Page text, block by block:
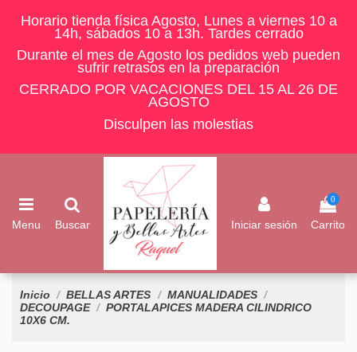
Horario tienda física Agosto, Lunes a viernes 10 a
14h, sábados 10 a 13h. Tardes cerrado
Durante el mes de Agosto los pedidos web pueden
sufrir retrasos en la preparación
CERRADO POR VACACIONES DEL 15 AL 26 DE
AGOSTO
Disculpen las molestias
Menu Buscar Iniciar sesión
0
Carrito
Inicio BELLAS ARTES
MANUALIDADES
DECOUPAGE
PORTALAPICES MADERA CILINDRICO
10X6 CM.